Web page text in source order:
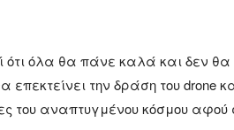
ότι όλα θα πάνε καλά και δεν
επεκτείνει την δράση του drone
του αναπτυγμένου κόσμου αφού